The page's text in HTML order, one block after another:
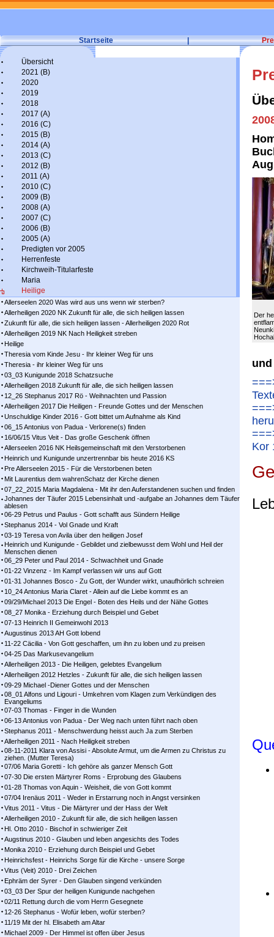
Startseite |
Übersicht
2021 (B)
2020
2019
2018
2017 (A)
2016 (C)
2015 (B)
2014 (A)
2013 (C)
2012 (B)
2011 (A)
2010 (C)
2009 (B)
2008 (A)
2007 (C)
2006 (B)
2005 (A)
Predigten vor 2005
Herrenfeste
Kirchweih-Titularfeste
Maria
Heilige
Allerseelen 2020 Was wird aus uns wenn wir sterben?
Allerheiligen 2020 NK Zukunft für alle, die sich heiligen lassen
Zukunft für alle, die sich heiligen lassen - Allerheiligen 2020 Rot
Allerheiligen 2019 NK Nach Heiligkeit streben
Heilige
Theresia vom Kinde Jesu - Ihr kleiner Weg für uns
Theresia - ihr kleiner Weg für uns
03_03 Kunigunde 2018 Schatzsuche
Allerheiligen 2018 Zukunft für alle, die sich heiligen lassen
12_26 Stephanus 2017 Rö - Weihnachten und Passion
Allerheiligen 2017 Die Heiligen - Freunde Gottes und der Menschen
Unschuldige Kinder 2016 - Gott bittet um Aufnahme als Kind
06_15 Antonius von Padua - Verlorene(s) finden
16/06/15 Vitus Veit - Das große Geschenk öffnen
Allerseelen 2016 NK Heilsgemeinschaft mit den Verstorbenen
Heinrich und Kunigunde unzertrennbar bis heute 2016 KS
Pre Allerseelen 2015 - Für die Verstorbenen beten
Mit Laurentius dem wahrenSchatz der Kirche dienen
07_22_2015 Maria Magdalena - Mit ihr den Auferstandenen suchen und finden
Johannes der Täufer 2015 Lebensinhalt und -aufgabe an Johannes dem Täufer
ablesen
06-29 Petrus und Paulus - Gott schafft aus Sündern Heilige
Stephanus 2014 - Vol Gnade und Kraft
03-19 Teresa von Avila über den heiligen Josef
Heinrich und Kunigunde - Gebildet und zielbewusst dem Wohl und Heil der
Menschen dienen
06_29 Peter und Paul 2014 - Schwachheit und Gnade
01-22 Vinzenz - Im Kampf ver­las­sen wir uns auf Gott
01-31 Johannes Bosco - Zu Gott, der Wunder wirkt, unaufhörlich schreien
10_24 Antonius Maria Claret - Allein auf die Liebe kommt es an
09/29/Michael 2013 Die Engel - Boten des Heils und der Nähe Gottes
08_27 Monika - Erziehung durch Beispiel und Gebet
07-13 Heinrich II Gemeinwohl 2013
Augustinus 2013 AH Gott lobend
11-22 Cäcilia - Von Gott geschaffen, um ihn zu loben und zu preisen
04-25 Das Markusevangelium
Allerheiligen 2013 - Die Heiligen, gelebtes Evangelium
Allerheiligen 2012 Hetzles - Zukunft für alle, die sich heiligen lassen
09-29 Michael -Diener Gottes und der Menschen
08_01 Alfons und Ligouri - Umkehren vom Klagen zum Verkündigen des
Evangeliums
07-03 Thomas - Finger in die Wunden
06-13 Antonius von Padua - Der Weg nach unten führt nach oben
Stephanus 2011 - Menschwerdung heisst auch Ja zum Sterben
Allerheiligen 2011 - Nach Heiligkeit streben
08-11-2011 Klara von Assisi - Absolute Armut, um die Armen zu Christus zu
ziehen. (Mutter Teresa)
07/06 Maria Goretti - Ich gehöre als ganzer Mensch Gott
07-30 Die ersten Märtyrer Roms - Erprobung des Glaubens
01-28 Thomas von Aquin - Weisheit, die von Gott kommt
07/04 Irenäus 2011 - Weder in Erstarrung noch in Angst versinken
Vitus 2011 - Vitus - Die Märtyrer und der Hass der Welt
Allerheiligen 2010 - Zukunft für alle, die sich heiligen lassen
Hl. Otto 2010 - Bischof in schwieriger Zeit
Augstinus 2010 - Glauben und leben angesichts des Todes
Monika 2010 - Erziehung durch Beispiel und Gebet
Heinrichsfest - Heinrichs Sorge für die Kirche - unsere Sorge
Vitus (Veit) 2010 - Drei Zeichen
Ephräm der Syrer - Den Glauben singend verkünden
03_03 Der Spur der heiligen Kunigunde nachgehen
02/11 Rettung durch die vom Herrn Gesegnete
12-26 Stephanus - Wofür leben, wofür sterben?
11/19 Mit der hl. Elisabeth am Altar
Michael 2009 - Der Himmel ist offen über Jesus
Der
Kor